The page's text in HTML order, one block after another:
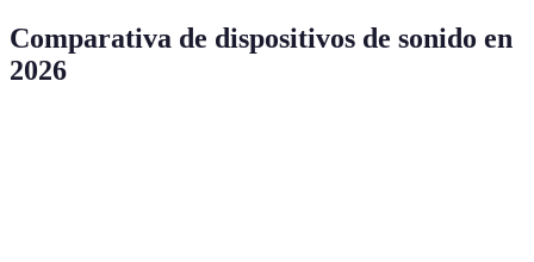
Comparativa de dispositivos de sonido en
2026